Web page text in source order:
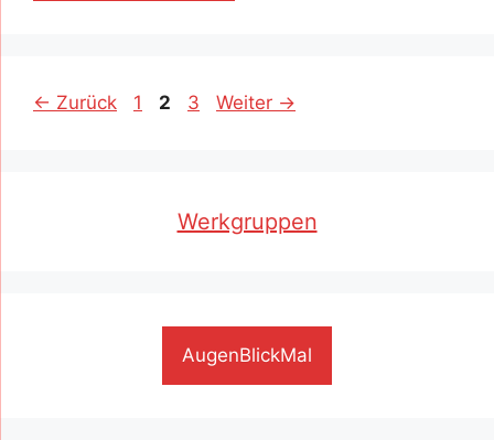
← Zurück Seite
1 Seite
2 Seite
3 Weiter →
Werkgruppen
AugenBlickMal